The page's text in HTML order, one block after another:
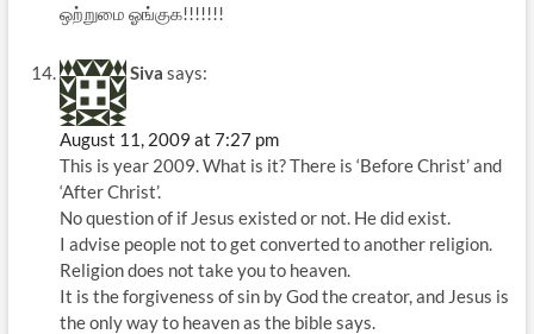
ஒற்றுமை ஓங்குக!!!!!!!
Siva says:
August 11, 2009 at 7:27 pm
This is year 2009. What is it? There is ‘Before Christ’ and
‘After Christ’.
No question of if Jesus existed or not. He did exist.
I advise people not to get converted to another religion.
Religion does not take you to heaven.
It is the forgiveness of sin by God the creator, and Jesus is
the only way to heaven as the bible says.